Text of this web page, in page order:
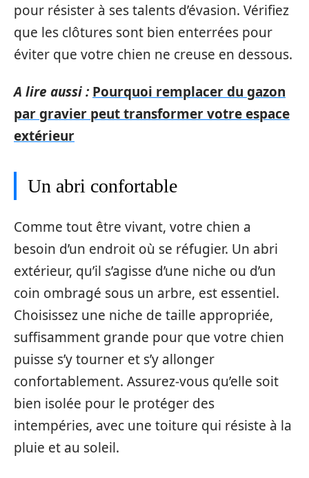
pour résister à ses talents d’évasion. Vérifiez
que les clôtures sont bien enterrées pour
éviter que votre chien ne creuse en dessous.
A lire aussi : Pourquoi remplacer du gazon
par gravier peut transformer votre espace
extérieur
Un abri confortable
Comme tout être vivant, votre chien a
besoin d’un endroit où se réfugier. Un abri
extérieur, qu’il s’agisse d’une niche ou d’un
coin ombragé sous un arbre, est essentiel.
Choisissez une niche de taille appropriée,
suffisamment grande pour que votre chien
puisse s’y tourner et s’y allonger
confortablement. Assurez-vous qu’elle soit
bien isolée pour le protéger des
intempéries, avec une toiture qui résiste à la
pluie et au soleil.